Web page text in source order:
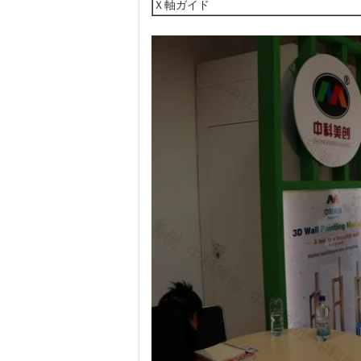
Ｘ軸ガイド